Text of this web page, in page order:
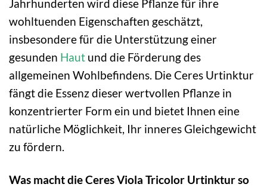
Jahrhunderten wird diese Pflanze für ihre
wohltuenden Eigenschaften geschätzt,
insbesondere für die Unterstützung einer
gesunden Haut und die Förderung des
allgemeinen Wohlbefindens. Die Ceres Urtinktur
fängt die Essenz dieser wertvollen Pflanze in
konzentrierter Form ein und bietet Ihnen eine
natürliche Möglichkeit, Ihr inneres Gleichgewicht
zu fördern.
Was macht die Ceres Viola Tricolor Urtinktur so